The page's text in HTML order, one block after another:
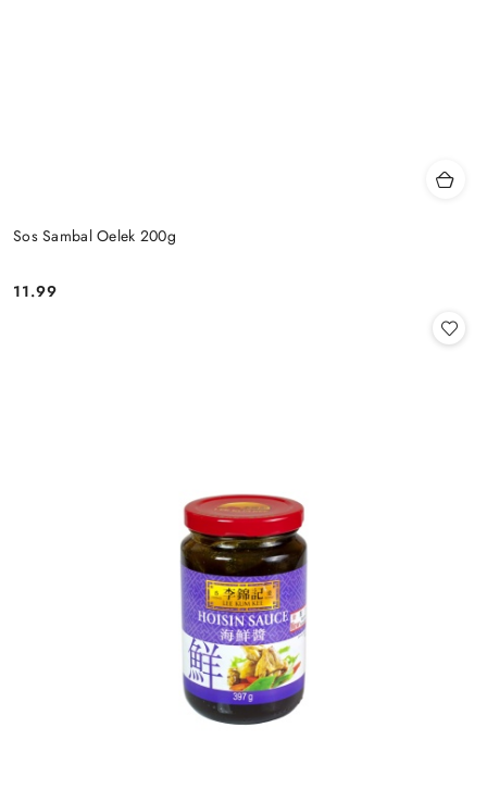
Sos Sambal Oelek 200g
Cena:
11.99